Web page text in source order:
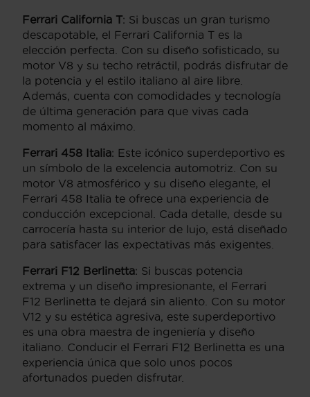
Ferrari California T: Si buscas un gran turismo
descapotable, el Ferrari California T es la
elección perfecta. Con su diseño sofisticado, su
motor V8 y su techo retráctil, podrás disfrutar de
la potencia y el estilo italiano al aire libre.
Además, cuenta con comodidades y tecnología
de última generación para que vivas cada
momento al máximo.
Ferrari 458 Italia: Este icónico superdeportivo es
un símbolo de la excelencia automotriz. Con su
motor V8 atmosférico y su diseño elegante, el
Ferrari 458 Italia te ofrece una experiencia de
conducción excepcional. Cada detalle, desde su
carrocería hasta su interior de lujo, está diseñado
para satisfacer las expectativas más exigentes.
Ferrari F12 Berlinetta: Si buscas potencia
extrema y un diseño impresionante, el Ferrari
F12 Berlinetta te dejará sin aliento. Con su motor
V12 y su estética agresiva, este superdeportivo
es una obra maestra de ingeniería y diseño
italiano. Conducir el Ferrari F12 Berlinetta es una
experiencia única que solo unos pocos
afortunados pueden disfrutar.